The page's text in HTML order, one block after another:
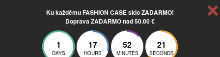
Ku každému FASHION CASE sklo ZADARMO!
Doprava ZADARMO nad 50.00 €
1
DAYS
17
HOURS
52
MINUTES
21
SECONDS